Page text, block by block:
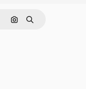
Поиск по изображению
Поиск